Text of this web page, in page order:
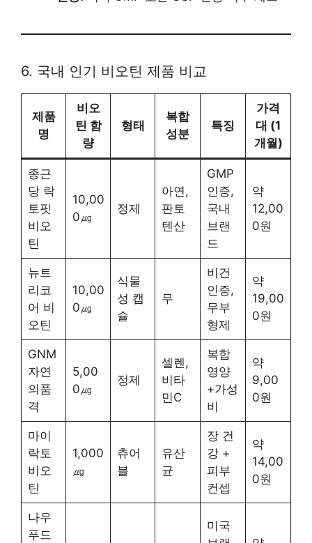
6. 국내 인기 비오틴 제품 비교
제품
명
비오
틴 함
량
형태
복합
성분
특징
가격
대 (1
개월)
종근
당 락
토핏
비오
틴
10,00
0㎍
정제
아연,
판토
텐산
GMP
인증,
국내
브랜
드
약
12,00
0원
뉴트
리코
어 비
오틴
10,00
0㎍
식물
성 캡
슐
무
비건
인증,
무부
형제
약
19,00
0원
GNM
자연
의품
격
5,00
0㎍
정제
셀렌,
비타
민C
복합
영양
+가성
비
약
9,00
0원
마이
락토
비오
틴
1,000
㎍
츄어
블
유산
균
장 건
강 +
피부
컨셉
약
14,00
0원
나우
푸드
미국